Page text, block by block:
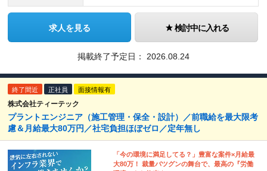
求人を見る 検討中に入れる
掲載終了予定日： 2026.08.24
終了間近 正社員 面接情報有
株式会社ティーテック
プラントエンジニア（施工管理・保全・設計）／前職給を最大限考
慮＆月給最大80万円／社宅負担ほぼゼロ／定年無し
「今の環境に満足してる？」豊富な案件×月給最
大80万！ 裁量バツグンの舞台で、最高の『労働